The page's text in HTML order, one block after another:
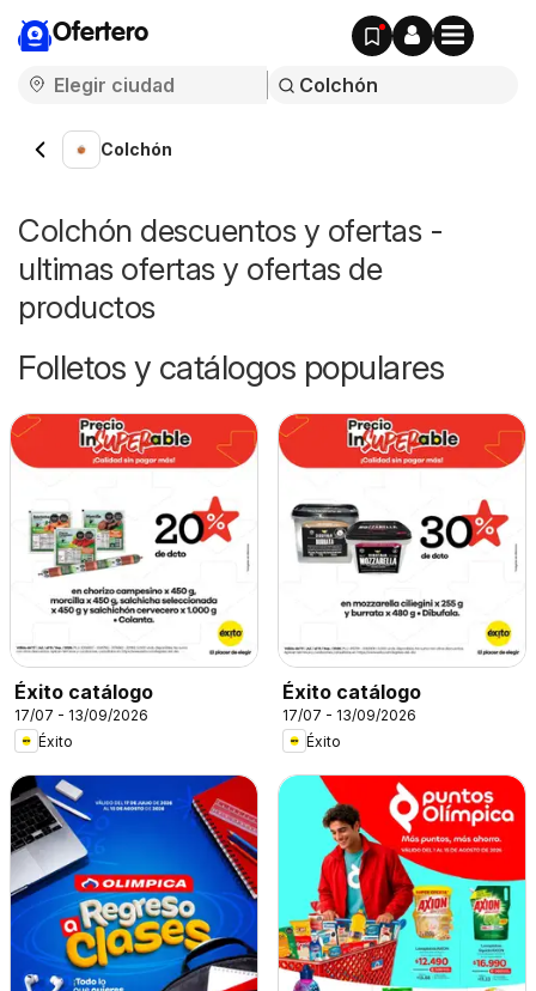
Ofertero
Colchón
Colchón descuentos y ofertas -
ultimas ofertas y ofertas de
productos
Folletos y catálogos populares
Éxito catálogo
17/07 - 13/09/2026
Éxito
Éxito catálogo
17/07 - 13/09/2026
Éxito